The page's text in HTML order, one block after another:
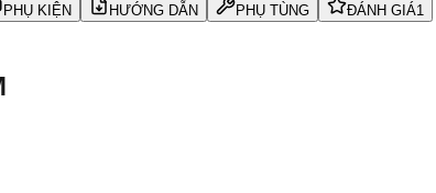
PHỤ KIỆN HƯỚNG DẪN PHỤ TÙNG ĐÁNH GIÁ1